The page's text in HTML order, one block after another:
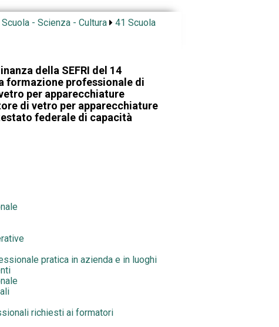
- Scienza - Cultura 41 Scuola
della SEFRI del 14
formazione professionale di
per apparecchiature
di vetro per apparecchiature
federale di capacità
pratica in azienda e in luoghi
richiesti ai formatori